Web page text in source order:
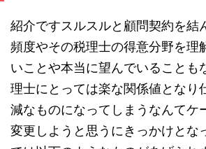
紹介ですスルスルと顧問契約を結
頻度やその税理士の得意分野を理
いことや本当に望んでいることも
理士にとっては楽な関係値となり
減なものになってしまうなんてケ
変更しようと思うにきっかけとな